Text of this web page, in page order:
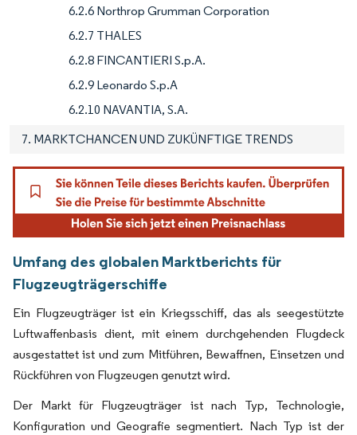
6.2.6 Northrop Grumman Corporation
6.2.7 THALES
6.2.8 FINCANTIERI S.p.A.
6.2.9 Leonardo S.p.A
6.2.10 NAVANTIA, S.A.
7. MARKTCHANCEN UND ZUKÜNFTIGE TRENDS
Umfang des globalen Marktberichts für
Flugzeugträgerschiffe
Ein Flugzeugträger ist ein Kriegsschiff, das als seegestützte
Luftwaffenbasis dient, mit einem durchgehenden Flugdeck
ausgestattet ist und zum Mitführen, Bewaffnen, Einsetzen und
Rückführen von Flugzeugen genutzt wird.
Der Markt für Flugzeugträger ist nach Typ, Technologie,
Konfiguration und Geografie segmentiert. Nach Typ ist der